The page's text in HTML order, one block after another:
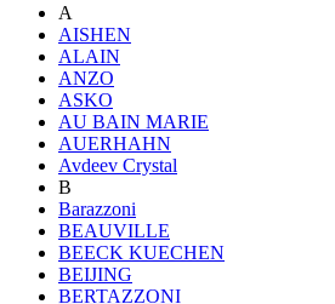
A
AISHEN
ALAIN
ANZO
ASKO
AU BAIN MARIE
AUERHAHN
Avdeev Crystal
B
Barazzoni
BEAUVILLE
BEECK KUECHEN
BEIJING
BERTAZZONI